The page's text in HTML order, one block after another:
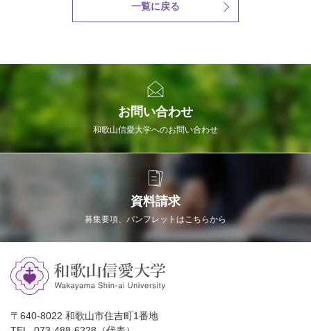
一覧に戻る
お問い合わせ
和歌山信愛大学へのお問い合わせ
資料請求
募集要項、パンフレットはこちらから
〒640-8022 和歌山市住吉町1番地